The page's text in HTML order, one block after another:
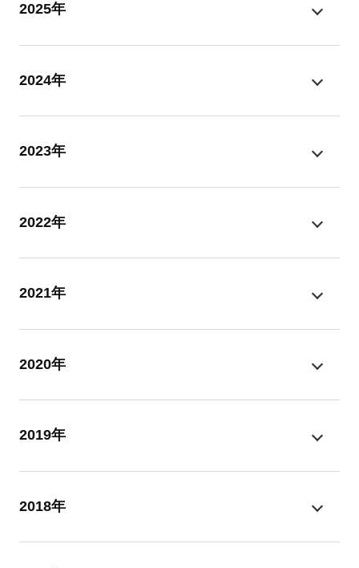
2025年
2024年
2023年
2022年
2021年
2020年
2019年
2018年